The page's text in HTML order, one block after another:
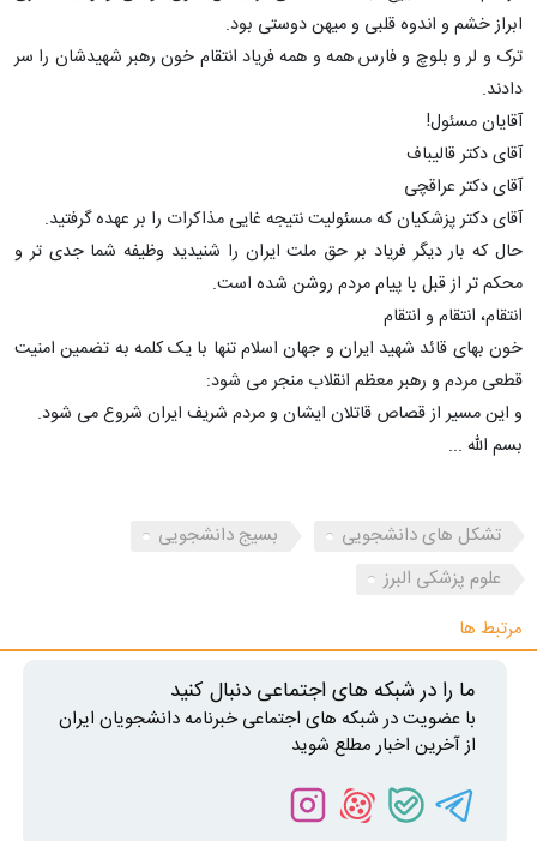
ابراز خشم و اندوه قلبی و میهن دوستی بود.
ترک و لر و بلوچ و فارس همه و همه فریاد انتقام خون رهبر شهیدشان را سر
دادند.
آقایان مسئول!
آقای دکتر قالیباف
آقای دکتر عراقچی
آقای دکتر پزشکیان که مسئولیت نتیجه غایی مذاکرات را بر عهده گرفتید.
حال که بار دیگر فریاد بر حق ملت ایران را شنیدید وظیفه شما جدی تر و
محکم تر از قبل با پیام مردم روشن شده است.
انتقام، انتقام و انتقام
خون بهای قائد شهید ایران و جهان اسلام تنها با یک کلمه به تضمین امنیت
قطعی مردم و رهبر معظم انقلاب منجر می شود:
و این مسیر از قصاص قاتلان ایشان و مردم شریف ایران شروع می شود.
بسم الله ...
تشکل های دانشجویی
بسیج دانشجویی
علوم پزشکی البرز
مرتبط ها
ما را در شبکه های اجتماعی دنبال کنید
با عضویت در شبکه های اجتماعی خبرنامه دانشجویان ایران
از آخرین اخبار مطلع شوید